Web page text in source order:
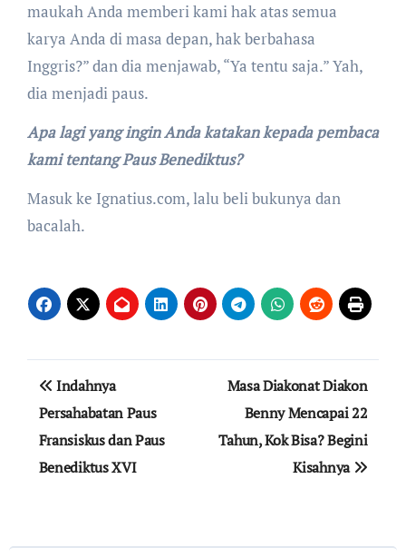
maukah Anda memberi kami hak atas semua
karya Anda di masa depan, hak berbahasa
Inggris?” dan dia menjawab, “Ya tentu saja.” Yah,
dia menjadi paus.
Apa lagi yang ingin Anda katakan kepada pembaca
kami tentang Paus Benediktus?
Masuk ke Ignatius.com, lalu beli bukunya dan
bacalah.
Post
navigation
Indahnya
Persahabatan Paus
Fransiskus dan Paus
Benediktus XVI
Masa Diakonat Diakon
Benny Mencapai 22
Tahun, Kok Bisa? Begini
Kisahnya